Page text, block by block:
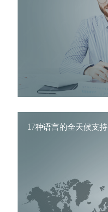
17种语言的全天候支持